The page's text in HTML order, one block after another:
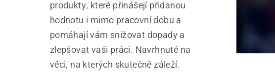
produkty, které přinášejí přidanou
hodnotu i mimo pracovní dobu a
pomáhají vám snižovat dopady a
zlepšovat vaši práci. Navrhnuté na
věci, na kterých skutečně záleží.